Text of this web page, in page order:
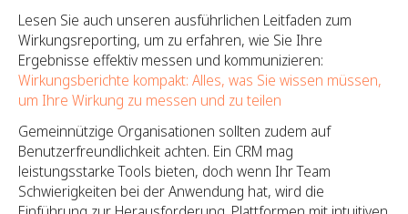
Lesen Sie auch unseren ausführlichen Leitfaden zum
Wirkungsreporting, um zu erfahren, wie Sie Ihre
Ergebnisse effektiv messen und kommunizieren:
Wirkungsberichte kompakt: Alles, was Sie wissen müssen,
um Ihre Wirkung zu messen und zu teilen
Gemeinnützige Organisationen sollten zudem auf
Benutzerfreundlichkeit achten. Ein CRM mag
leistungsstarke Tools bieten, doch wenn Ihr Team
Schwierigkeiten bei der Anwendung hat, wird die